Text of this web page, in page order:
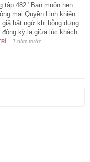
tập 482 "Bạn muốn hẹn
mai Quyền Linh khiến
giả bất ngờ khi bỗng dưng
động kỳ lạ giữa lúc khách…
- 7 năm trước